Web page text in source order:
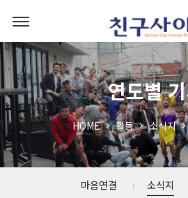
연도별
HOME 활동 소식지
마음연결 소식지